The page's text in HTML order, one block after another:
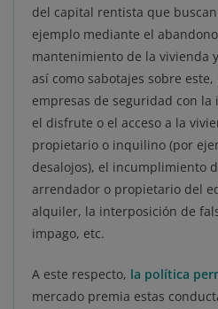
del capital rentista que
ejemplo mediante el
mantenimiento de la vivienda
así como sabotajes sobre
empresas de seguridad con
el disfrute o el acceso a la
propietario o inquilino (por
desalojos), el incumplimiento
arrendador o propietario del
alquiler, la interposición de
impago, etc.
A este respecto, la política
mercado premia estas